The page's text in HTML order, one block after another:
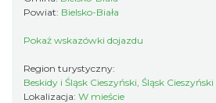
Powiat: Bielsko-Biała
Pokaż wskazówki dojazdu
Region turystyczny:
Beskidy i Śląsk Cieszyński, Śląsk Cieszyński
Lokalizacja: W mieście